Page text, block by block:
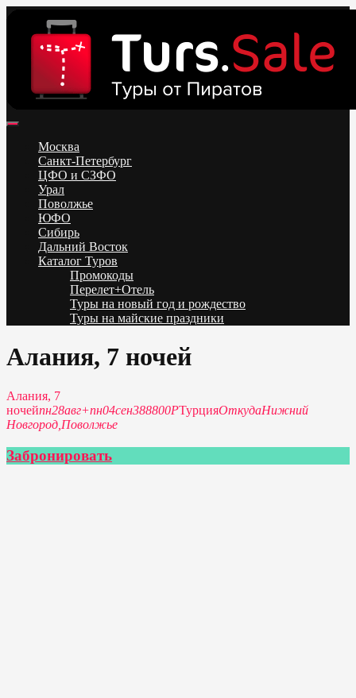
content
Низкие цены на путевки 3-7-10 ночей все включено, отдых на
море. Распродажа экскурсионных и горнолыжных туров.
Обновление каждый день. Официальный сайт Тур Сейл
Москва
Санкт-Петербург
ЦФО и СЗФО
Урал
Поволжье
ЮФО
Сибирь
Дальний Восток
Каталог Туров
Промокоды
Перелет+Отель
Туры на новый год и рождество
Туры на майские праздники
Алания, 7 ночей
Алания, 7
ночейпн28авг+пн04сен388800РТурцияОткудаНижний
Новгород, Поволжье
Забронировать